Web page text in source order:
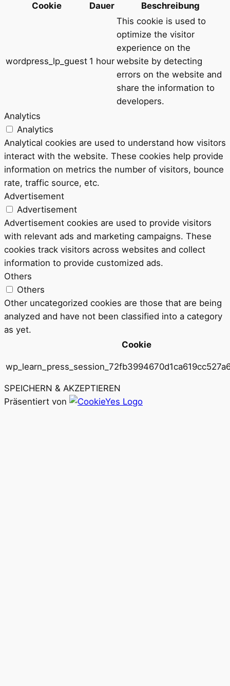
Cookie
Dauer Beschreibung
wordpress_lp_guest 1 hour
This cookie is used to
optimize the visitor
experience on the
website by detecting
errors on the website and
share the information to
developers.
Analytics
Analytics
Analytical cookies are used to understand how visitors
interact with the website. These cookies help provide
information on metrics the number of visitors, bounce
rate, traffic source, etc.
Advertisement
Advertisement
Advertisement cookies are used to provide visitors
with relevant ads and marketing campaigns. These
cookies track visitors across websites and collect
information to provide customized ads.
Others
Others
Other uncategorized cookies are those that are being
analyzed and have not been classified into a category
as yet.
Cookie
SPEICHERN & AKZEPTIEREN
Präsentiert von